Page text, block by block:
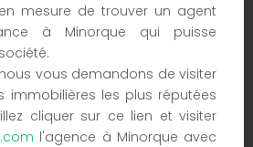
mesure de trouver un agent
à Minorque qui puisse
vous demandons de visiter
immobilières les plus réputées
cliquer sur ce lien et visiter
l'agence à Minorque avec
n'est pas à vendre tant que
énergétique n'a pas été